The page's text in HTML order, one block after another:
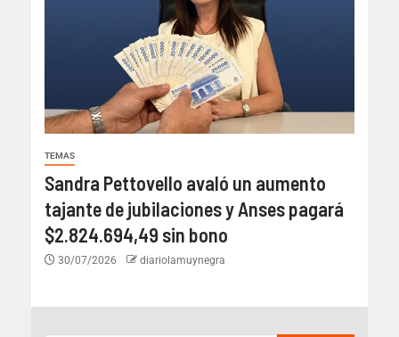
TEMAS
Sandra Pettovello avaló un aumento
tajante de jubilaciones y Anses pagará
$2.824.694,49 sin bono
30/07/2026 diariolamuynegra